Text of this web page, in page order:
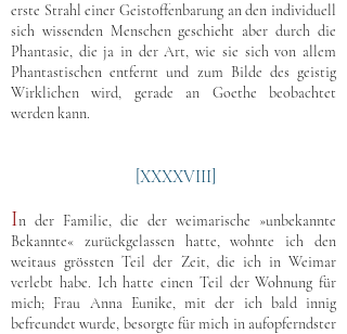
erste Strahl einer Geistoffenbarung an den individuell
sich wissenden Menschen geschieht aber durch die
Phantasie, die ja in der Art, wie sie sich von allem
Phantastischen entfernt und zum Bilde des geistig
Wirklichen wird, gerade an Goethe beobachtet
werden kann.
[XXXXVIII]
In der Familie, die der weimarische »unbekannte
Bekannte« zurückgelassen hatte, wohnte ich den
weitaus grössten Teil der Zeit, die ich in Weimar
verlebt habe. Ich hatte einen Teil der Wohnung für
mich; Frau Anna Eunike, mit der ich bald innig
befreundet wurde, besorgte für mich in aufopferndster